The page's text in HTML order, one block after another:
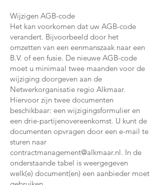
Wijzigen AGB-code
Het kan voorkomen dat uw AGB-code
verandert. Bijvoorbeeld door het
omzetten van een eenmanszaak naar een
B.V. of een fusie. De nieuwe AGB-code
moet u minimaal twee maanden voor de
wijziging doorgeven aan de
Netwerkorganisatie regio Alkmaar.
Hiervoor zijn twee documenten
beschikbaar: een wijzigingsformulier en
een drie-partijenovereenkomst. U kunt de
documenten opvragen door een e-mail te
sturen naar
contractmanagement@alkmaar.nl. In de
onderstaande tabel is weergegeven
welk(e) document(en) een aanbieder moet